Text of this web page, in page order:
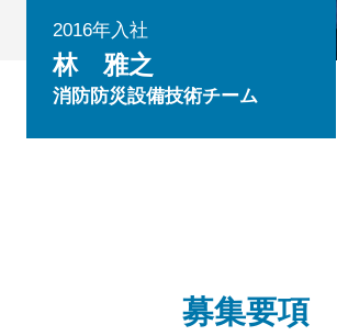
2016年入社
林 雅之
消防防災設備技術チーム
募集要項